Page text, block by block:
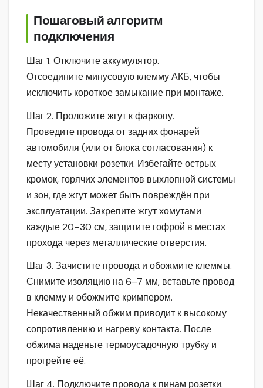
Пошаговый алгоритм
подключения
Шаг 1. Отключите аккумулятор.
Отсоедините минусовую клемму АКБ, чтобы
исключить короткое замыкание при монтаже.
Шаг 2. Проложите жгут к фаркопу.
Проведите провода от задних фонарей
автомобиля (или от блока согласования) к
месту установки розетки. Избегайте острых
кромок, горячих элементов выхлопной системы
и зон, где жгут может быть повреждён при
эксплуатации. Закрепите жгут хомутами
каждые 20–30 см, защитите гофрой в местах
прохода через металлические отверстия.
Шаг 3. Зачистите провода и обожмите клеммы.
Снимите изоляцию на 6–7 мм, вставьте провод
в клемму и обожмите кримпером.
Некачественный обжим приводит к высокому
сопротивлению и нагреву контакта. После
обжима наденьте термоусадочную трубку и
прогрейте её.
Шаг 4. Подключите провода к пинам розетки.